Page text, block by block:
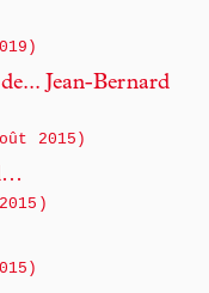
Jean-Bernard
2015)